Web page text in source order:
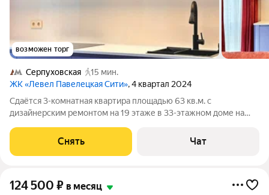
возможен торг
Серпуховская
15 мин.
ЖК «Левел Павелецкая Сити», 4 квартал 2024
Сдаётся 3-комнатная квартира площадью 63 кв.м. с
дизайнерским ремонтом на 19 этаже в 33-этажном доме на
Снять Чат
124 500 ₽ в месяц